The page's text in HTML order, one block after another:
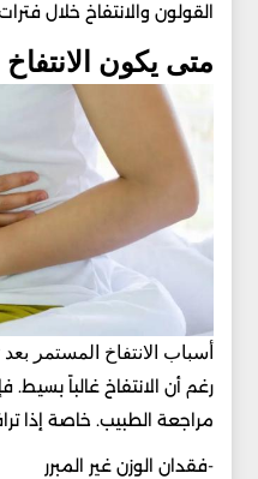
القولون والانتفاخ خلال
متى يكون
أسباب الانتفاخ المستمر
رغم أن الانتفاخ غالباً
مراجعة الطبيب. خاصة إذا
-فقدان الوزن غير المبرر